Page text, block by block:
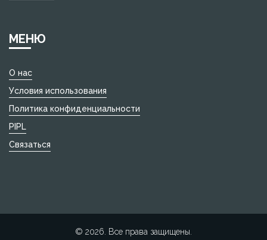
МЕНЮ
О нас
Условия использования
Политика конфиденциальности
PIPL
Связаться
© 2026. Все права защищены.